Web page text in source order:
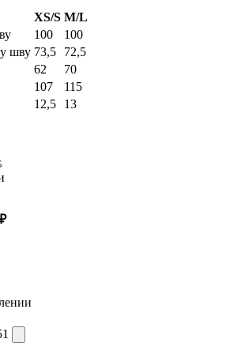
XS/S M/L
100
100
шву 73,5
72,5
62
70
107
115
12,5 13